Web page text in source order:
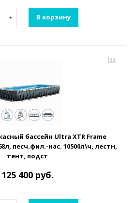
+ В корзину
бассейн Ultra XTR Frame
песч.фил.-нас. 10500л\ч, лестн,
тент, подст
125 400 руб.